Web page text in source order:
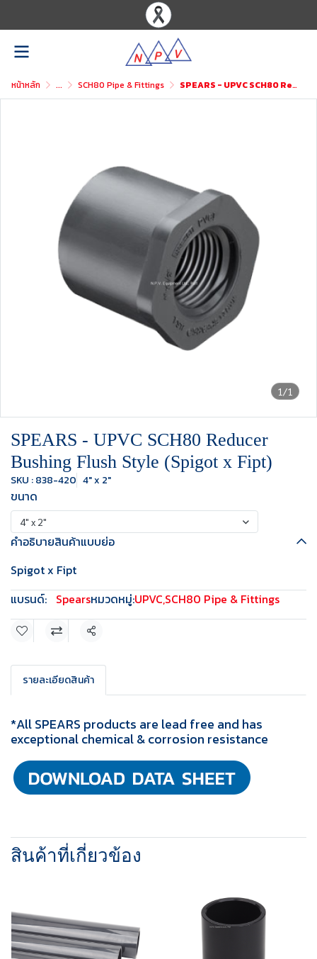
หน้าหลัก ... SCH80 Pipe & Fittings SPEARS - UPVC SCH80 Reducer Bushing Flush Style (Spigot x Fipt)
1/1
SPEARS - UPVC SCH80 Reducer
Bushing Flush Style (Spigot x Fipt)
SKU : 838-420 4" x 2"
ขนาด
4" x 2"
คำอธิบายสินค้าแบบย่อ
Spigot x Fipt
แบรนด์: Spearsหมวดหมู่:UPVC,SCH80 Pipe & Fittings
แชร์
รายละเอียดสินค้า
*All SPEARS products are lead free and has
exceptional chemical & corrosion resistance
สินค้าที่เกี่ยวข้อง